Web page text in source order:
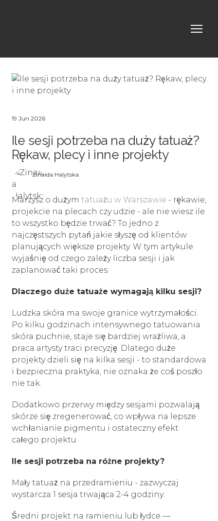
19 Jun 2026
Ile sesji potrzeba na duży tatuaż?
Rękaw, plecy i inne projekty
Zinaida Halytska
Marzysz o dużym tatuażu w Warszawie - rękawie,
projekcie na plecach czy udzie - ale nie wiesz ile
to wszystko będzie trwać? To jedno z
najczęstszych pytań jakie słyszę od klientów
planujących większe projekty. W tym artykule
wyjaśnię od czego zależy liczba sesji i jak
zaplanować taki proces.
Dlaczego duże tatuaże wymagają kilku sesji?
Ludzka skóra ma swoje granice wytrzymałości.
Po kilku godzinach intensywnego tatuowania
skóra puchnie, staje się bardziej wrażliwa, a
praca artysty traci precyzję. Dlatego duże
projekty dzieli się na kilka sesji - to standardowa
i bezpieczna praktyka, nie oznaka że coś poszło
nie tak.
Dodatkowo przerwy między sesjami pozwalają
skórze się zregenerować, co wpływa na lepsze
wchłanianie pigmentu i ostateczny efekt
całego projektu.
Ile sesji potrzeba na różne projekty?
Mały tatuaż na przedramieniu - zazwyczaj
wystarcza 1 sesja trwająca 2-4 godziny.
Średni projekt na ramieniu lub łydce —